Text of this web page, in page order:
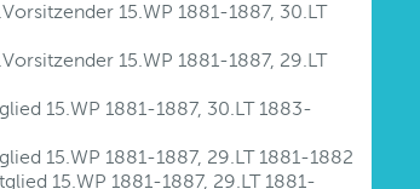
15.WP 1881-1887, 30.LT
15.WP 1881-1887, 29.LT
15.WP 1881-1887, 30.LT 1883-
15.WP 1881-1887, 29.LT 1881-1882
15.WP 1881-1887, 29.LT 1881-